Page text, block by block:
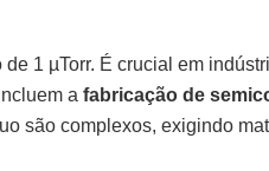
1 µTorr. É crucial em
a fabricação de
são complexos, exigindo